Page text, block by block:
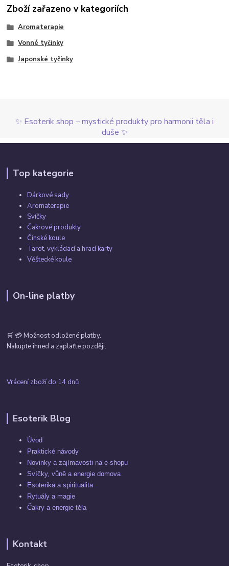
Zboží zařazeno v kategoriích
Aromaterapie
Vonné tyčinky
Japonské tyčinky
✨ Esoterik shop – mystické produkty pro harmonii těla i
duše ✨
Top kategorie
Dárkové sady
Aromaterapie
Svíčky
Čakrové produkty
Čínské koule
Tarot, vykládací a hrací karty
Věštecké koule
On-line platby
🛒 💳 Možnost odložené platby.
Nakupte ihned a zaplaťte později.
Vrácení zboží do 14 dnů
Esoterik Blog
Úvod
Praktické návody
Novinky a zajímavosti na e-shopu
Svíčky, vůně a energie domova
Esoterika a spiritualita
Rytuály a magie
Čakry a energie těla
Kontakt